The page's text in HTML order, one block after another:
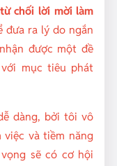
từ chối lời mời làm
đưa ra lý do ngắn
được một đề
mục tiêu phát
dàng, bởi tôi vô
và tiềm năng
sẽ có cơ hội